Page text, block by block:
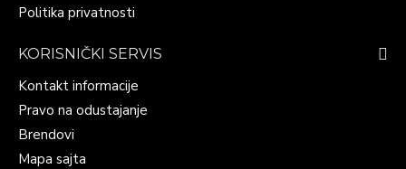
Politika privatnosti
KORISNIČKI SERVIS
Kontakt informacije
Pravo na odustajanje
Brendovi
Mapa sajta